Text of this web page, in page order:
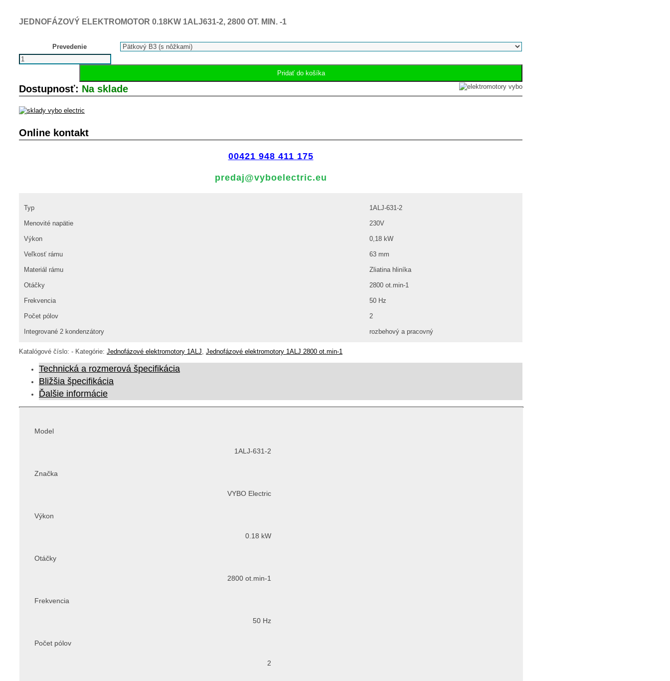
JEDNOFÁZOVÝ ELEKTROMOTOR 0.18KW 1ALJ631-2, 2800 OT. MIN. -1
Prevedenie
množstvo
Jednofázový
0.18KW
1ALJ631-
2800
min.
-1
Pridať do košíka
Dostupnosť: Na sklade
Online kontakt
00421 948 411 175
predaj@vyboelectric.eu
Typ 1ALJ-631-2
Menovité napätie 230V
Výkon 0,18 kW
Veľkosť rámu 63 mm
Materiál rámu Zliatina hliníka
Otáčky 2800 ot.min-1
Frekvencia 50 Hz
Počet pólov 2
Integrované 2 kondenzátory rozbehový a pracovný
Katalógové číslo: - Kategórie: Jednofázové elektromotory 1ALJ, Jednofázové elektromotory 1ALJ 2800 ot.min-1
Technická a rozmerová špecifikácia
Bližšia špecifikácia
Ďalšie informácie
Model
1ALJ-631-2
Značka
VYBO Electric
Výkon
0.18 kW
Otáčky
2800 ot.min-1
Frekvencia
50 Hz
Počet pólov
2